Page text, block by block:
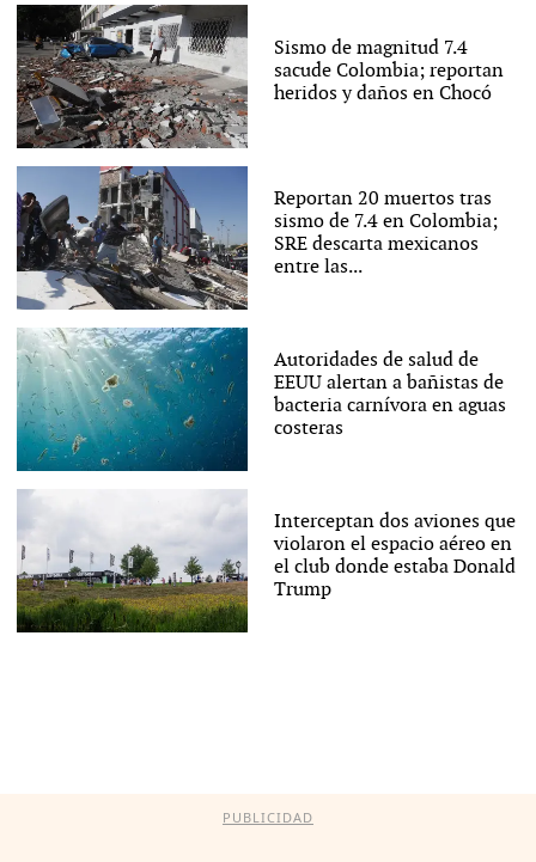
Sismo de magnitud 7.4
sacude Colombia; reportan
heridos y daños en Chocó
Reportan 20 muertos tras
sismo de 7.4 en Colombia;
SRE descarta mexicanos
entre las...
Autoridades de salud de
EEUU alertan a bañistas de
bacteria carnívora en aguas
costeras
Interceptan dos aviones que
violaron el espacio aéreo en
el club donde estaba Donald
Trump
PUBLICIDAD